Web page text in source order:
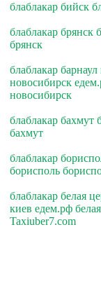
блаблакар бийск
блаблакар брянск
брянск
блаблакар
новосибирск
новосибирск
блаблакар бахмут
бахмут
блаблакар
борисполь
блаблакар белая
киев едем.рф
Taxiuber7.com